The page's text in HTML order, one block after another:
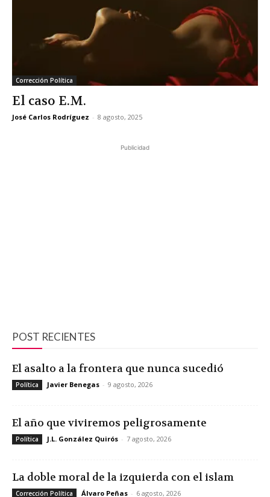
Corrección Política
El caso E.M.
José Carlos Rodríguez - 8 agosto, 2025
Publicidad
POST RECIENTES
El asalto a la frontera que nunca sucedió
Política Javier Benegas - 9 agosto, 2026
El año que viviremos peligrosamente
Política J.L. González Quirós - 7 agosto, 2026
La doble moral de la izquierda con el islam
Corrección Política Álvaro Peñas - 6 agosto, 2026